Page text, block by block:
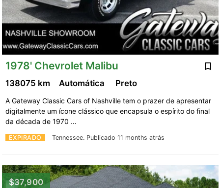
1978' Chevrolet Malibu
EXPIRADO Tennessee. Publicado 11 months atrás
138075 km Automática Preto
A Gateway Classic Cars of Nashville tem o prazer de apresentar
digitalmente um ícone clássico que encapsula o espírito do final
da década de 1970 …
$37,900